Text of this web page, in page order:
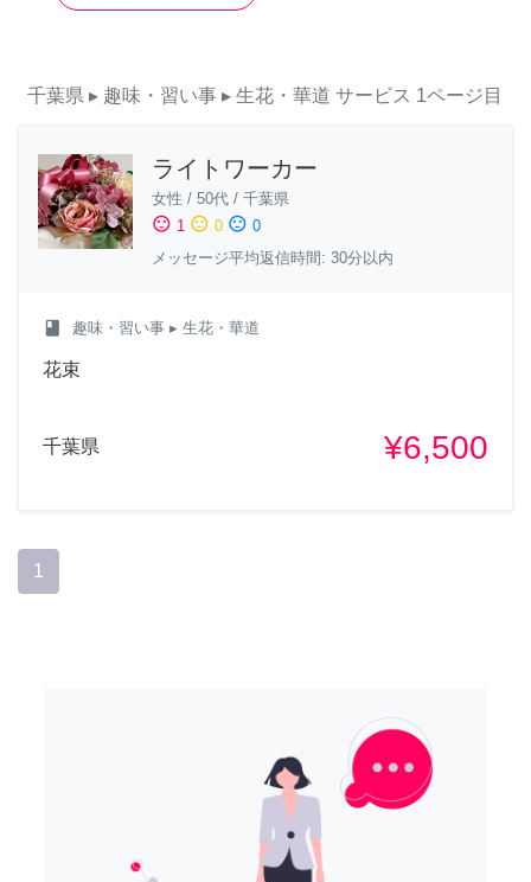
千葉県 ▸ 趣味・習い事 ▸ 生花・華道 サービス 1ページ目
ライトワーカー
女性 / 50代 / 千葉県
sentiment_satisfied 1 sentiment_neutral 0 sentiment_dissatisfied 0
メッセージ平均返信時間: 30分以内
class 趣味・習い事 ▸ 生花・華道
花束
千葉県 ¥6,500
1